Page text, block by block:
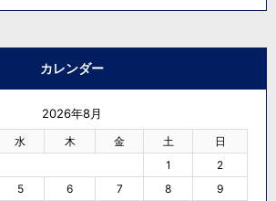
カレンダー
2026年8月
水 木 金 土 日
1
2
5 6 7 8
9